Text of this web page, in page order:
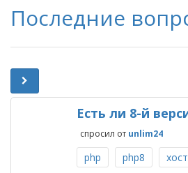
Последние
Есть ли 8-й
спросил от unlim24
php php8